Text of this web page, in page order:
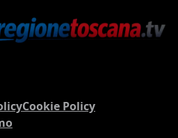
Cookie Policy